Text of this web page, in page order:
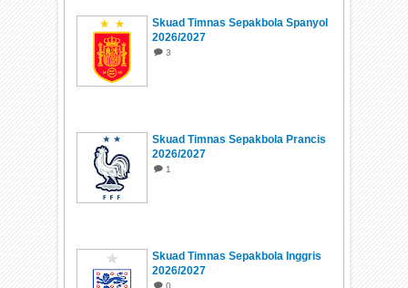
Skuad Timnas Sepakbola Spanyol
2026/2027
3
Skuad Timnas Sepakbola Prancis
2026/2027
1
Skuad Timnas Sepakbola Inggris
2026/2027
0